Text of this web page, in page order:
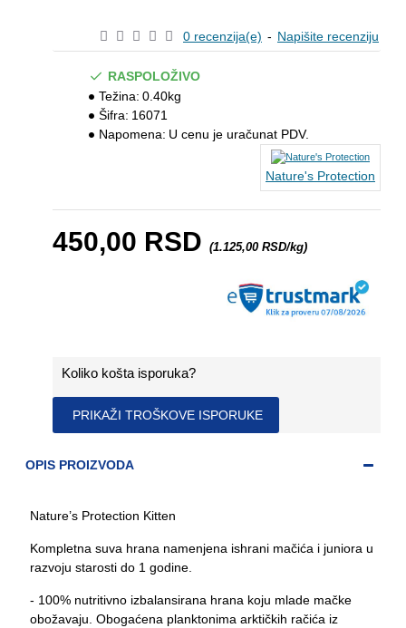
0 recenzija(e) - Napišite recenziju
450,00 RSD (1.125,00 RSD/kg)
RASPOLOŽIVO
Težina: 0.40kg
Šifra: 16071
Napomena: U cenu je uračunat PDV.
Nature's Protection
Koliko košta isporuka?
PRIKAŽI TROŠKOVE ISPORUKE
OPIS PROIZVODA
Nature’s Protection Kitten
Kompletna suva hrana namenjena ishrani mačića i juniora u
razvoju starosti do 1 godine.
- 100% nutritivno izbalansirana hrana koju mlade mačke
obožavaju. Obogaćena planktonima arktičkih račića iz